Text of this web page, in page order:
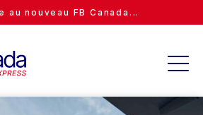
au nouveau FB Canada...